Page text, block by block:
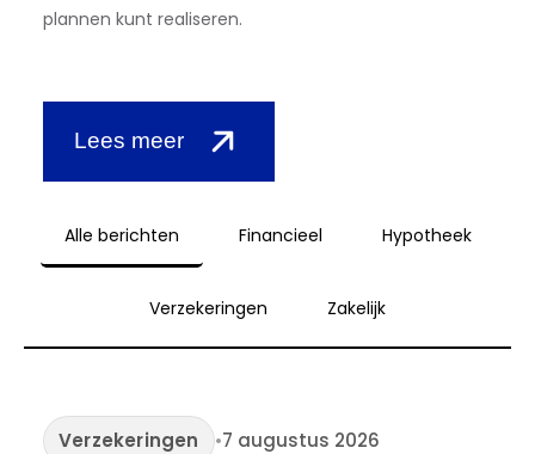
plannen kunt realiseren.
Lees meer
Alle berichten Financieel Hypotheek
Verzekeringen Zakelijk
Verzekeringen •7 augustus 2026